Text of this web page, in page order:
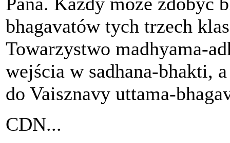
bhagavatów tych trzech
Towarzystwo madhyama-
wejścia w sadhana-bhakti,
do Vaisznavy uttama-
CDN...